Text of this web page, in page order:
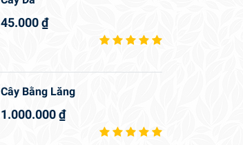
45.000₫
Cây Bằng Lăng
1.000.000₫